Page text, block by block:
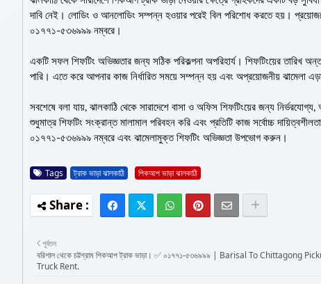
দাবি নেই। লোডিং ও আনলোডিং সম্পন্ন হওয়ার পরেই বিল পরিশোধ করতে হয়।
০১৭৭১-৫৩৬৯৯৯ নম্বরে।
একটি সফল শিফটিং অভিজ্ঞতার জন্য সঠিক পরিকল্পনা অপরিহার্য। শিফটিংয়ের
পারি। এতে করে আপনার কাজ নির্ধারিত সময়ে সম্পন্ন হয় এবং অপ্রয়োজনীয়
সবশেষে বলা যায়, ঝালকাঠি থেকে সারাদেশে বাসা ও অফিস শিফটিংয়ের জন্য
শুধুমাত্র শিফটিং সংক্রান্ত মালামাল পরিবহন করি এবং প্রতিটি কাজ সর্বোচ্চ
০১৭৭১-৫৩৬৯৯৯ নম্বরে এবং ঝামেলামুক্ত শিফটিং অভিজ্ঞতা উপভোগ করুন।
Tags ট্রাক ভাড়া ঝালকাঠি পিকআপ ভাড়া ঝালকাঠি
পূর্বতন
বরিশাল থেকে চট্টগ্রাম পিকআপ ট্রাক ভাড়া। ✅ ০১৭৭১-৫৩৬৯৯৯ | Barisal To Chittagong
Truck Rent.